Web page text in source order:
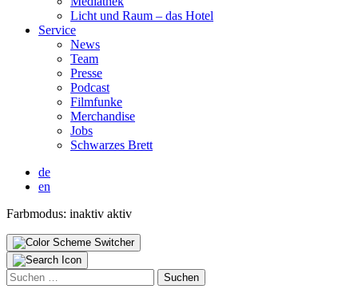
Licht und Raum – das Hotel
Ser­vice
News
Team
Pres­se
Pod­cast
Film­fun­ke
Mer­chan­di­se
Jobs
Schwar­zes Brett
de
en
Farbmodus: inaktiv aktiv
Suchen
nach: